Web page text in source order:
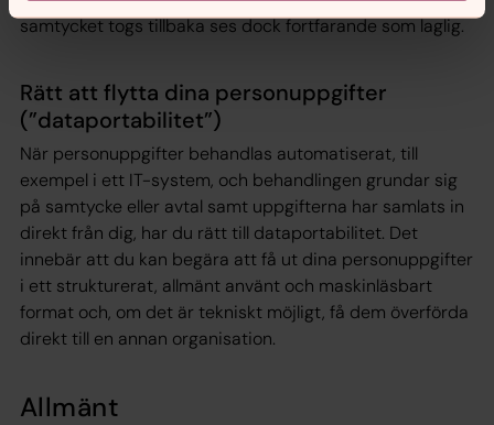
samtycket togs tillbaka ses dock fortfarande som laglig.
Rätt att flytta dina personuppgifter
(”dataportabilitet”)
När personuppgifter behandlas automatiserat, till
exempel i ett IT-system, och behandlingen grundar sig
på samtycke eller avtal samt uppgifterna har samlats in
direkt från dig, har du rätt till dataportabilitet. Det
innebär att du kan begära att få ut dina personuppgifter
i ett strukturerat, allmänt använt och maskinläsbart
format och, om det är tekniskt möjligt, få dem överförda
direkt till en annan organisation.
Allmänt